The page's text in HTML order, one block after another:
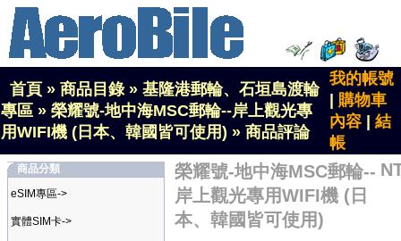
首頁 » 商品目錄» 基隆港郵輪、石垣島渡輪
專區 » 榮耀號-地中海MSC郵輪--岸上觀光專
用WIFI機 (日本、韓國皆可使用) » 商品評論
我的帳號
購物車
內容
結
帳
商品分類
eSIM專區->
實體SIM卡->
榮耀號-地中海MSC郵輪--
岸上觀光專用WIFI機 (日
本、韓國皆可使用)